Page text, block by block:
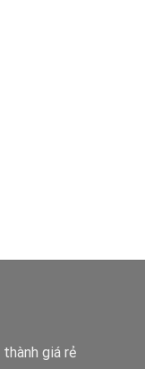
giá rẻ